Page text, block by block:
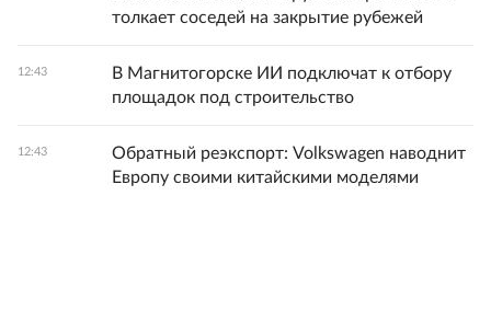
толкает соседей на закрытие рубежей
12:43
В Магнитогорске ИИ подключат к отбору
площадок под строительство
12:43
Обратный реэкспорт: Volkswagen наводнит
Европу своими китайскими моделями